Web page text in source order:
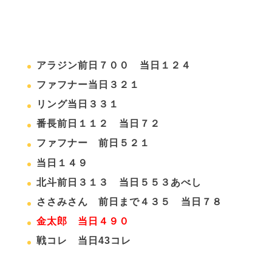
アラジン前日７００ 当日１２４
ファフナー当日３２１
リング当日３３１
番長前日１１２ 当日７２
ファフナー 前日５２１
当日１４９
北斗前日３１３ 当日５５３あべし
ささみさん 前日まで４３５ 当日７８
金太郎 当日４９０
戦コレ 当日43コレ